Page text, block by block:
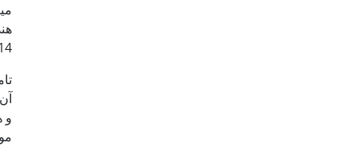
2014 میزان تولید میگوی آب
و